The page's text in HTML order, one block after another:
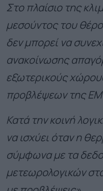
Στο πλαίσιο της
μεσούντος του
δεν μπορεί να
ανακοίνωσης
εξωτερικούς
προβλέψεων της
Κατά την κοινή
να ισχύει όταν η
σύμφωνα με τα
μετεωρολογικών